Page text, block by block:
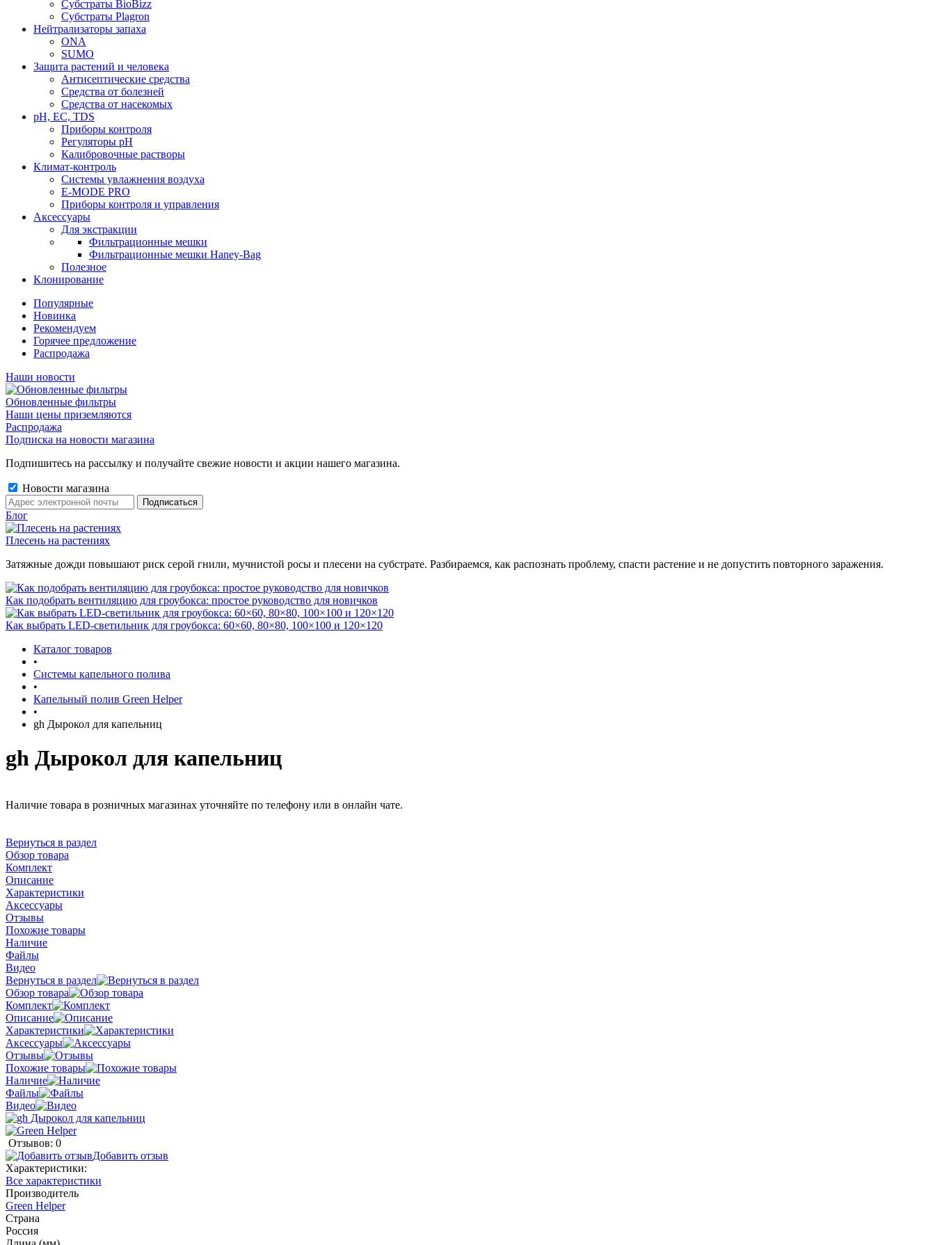
Субстраты BioBizz
Субстраты Plagron
Нейтрализаторы запаха
ONA
SUMO
Защита растений и человека
Антисептические средства
Средства от болезней
Средства от насекомых
pH, EC, TDS
Приборы контроля
Регуляторы pH
Калибровочные растворы
Климат-контроль
Системы увлажнения воздуха
E-MODE PRO
Приборы контроля и управления
Аксессуары
Для экстракции
Фильтрационные мешки
Фильтрационные мешки Haney-Bag
Полезное
Клонирование
Популярные
Новинка
Рекомендуем
Горячее предложение
Распродажа
Наши новости
Обновленные фильтры
Наши цены приземляются
Распродажа
Подписка на новости магазина
Подпишитесь на рассылку и получайте свежие новости и акции нашего магазина.
Новости магазина
Блог
Плесень на растениях
Затяжные дожди повышают риск серой гнили, мучнистой росы и плесени на субстрате. Разбираемся, как распознать проблему, спасти растение и не допустить повторного заражения.
Как подобрать вентиляцию для гроубокса: простое руководство для новичков
Как выбрать LED-светильник для гроубокса: 60×60, 80×80, 100×100 и 120×120
Каталог товаров
•
Системы капельного полива
•
Капельный полив Green Helper
•
gh Дырокол для капельниц
gh Дырокол для капельниц
Наличие товара в розничных магазинах уточняйте по телефону или в онлайн чате.
Вернуться в раздел
Обзор товара
Комплект
Описание
Характеристики
Аксессуары
Отзывы
Похожие товары
Наличие
Файлы
Видео
Вернуться в раздел
Обзор товара
Комплект
Описание
Характеристики
Аксессуары
Отзывы
Похожие товары
Наличие
Файлы
Видео
Отзывов: 0
Добавить отзыв
Характеристики:
Все характеристики
Производитель
Green Helper
Страна
Россия